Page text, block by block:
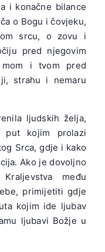
i konačne bilance
o Bogu i čovjeku,
srcu, o zovu i
pred njegovim
i tvom pred
strahu i nemaru
ljudskih želja,
put kojim prolazi
Srca, gdje i kako
Ako je dovoljno
među
primijetiti gdje
kojim ide ljubav
ljubavi Božje u